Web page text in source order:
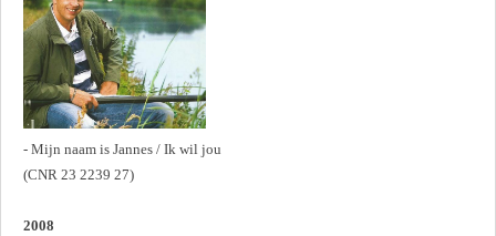
- Mijn naam is Jannes / Ik wil jou
(CNR 23 2239 27)
2008